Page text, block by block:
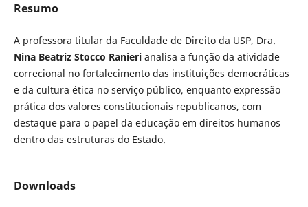
Resumo
A professora titular da Faculdade de Direito da USP, Dra.
Nina Beatriz Stocco Ranierianalisa a função da atividade
correcional no fortalecimento das instituições democráticas
e da cultura ética no serviço público, enquanto expressão
prática dos valores constitucionais republicanos, com
destaque para o papel da educação em direitos humanos
dentro das estruturas do Estado.
Downloads